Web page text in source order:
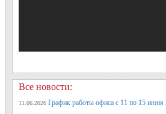
Все новости:
11.06.2026 График работы офиса с 11 по 15 июня